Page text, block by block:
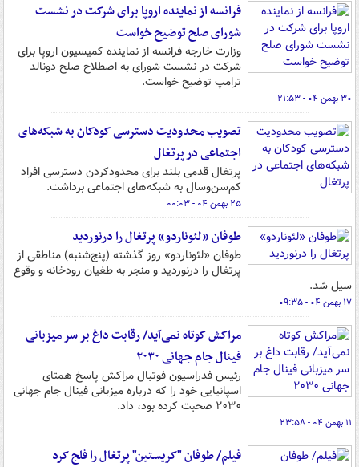
فرانسه از نماینده اروپا برای شرکت در نشست
شورای صلح توضیح خواست
وزارت خارجه فرانسه از نماینده کمیسیون اروپا برای
شرکت در نشست شورای به اصطلاح صلح دونالد
ترامپ توضیح خواست.
۳۰ بهمن ۰۴ - ۲۱:۵۳
تصویب محدودیت دسترسی کودکان به شبکه‌های
اجتماعی در پرتغال
پرتغال قدمی بلند برای محدودکردن دسترسی افراد
کم‌سن‌وسال به شبکه‌های اجتماعی برداشت.
۲۵ بهمن ۰۴ - ۰۰:۰۳
طوفان «لئوناردو» پرتغال را درنوردید
طوفان «لئوناردو» روز گذشته (پنج‌شنبه) مناطقی از
پرتغال را درنوردید و منجر به طغیان رودخانه و وقوع
سیل شد.
۱۷ بهمن ۰۴ - ۰۹:۳۵
مراکش کوتاه نمی‌آید/ رقابت داغ بر سر میزبانی
فینال جام جهانی ۲۰۳۰
رئیس فدراسیون فوتبال مراکش پاسخ همتای
اسپانیایی خود را که درباره میزبانی فینال جام جهانی
۲۰۳۰ صحبت کرده بود، داد.
۱۱ بهمن ۰۴ - ۲۳:۵۸
فیلم/ طوفان "کریستین" پرتغال را فلج کرد